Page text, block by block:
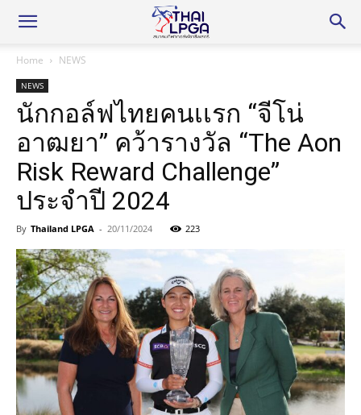
Home NEWS
NEWS
นักกอล์ฟไทยคนเเรก “จีโน่
อาฒยา” คว้ารางวัล “The Aon
Risk Reward Challenge”
ประจำปี 2024
By Thailand LPGA - 20/11/2024 223